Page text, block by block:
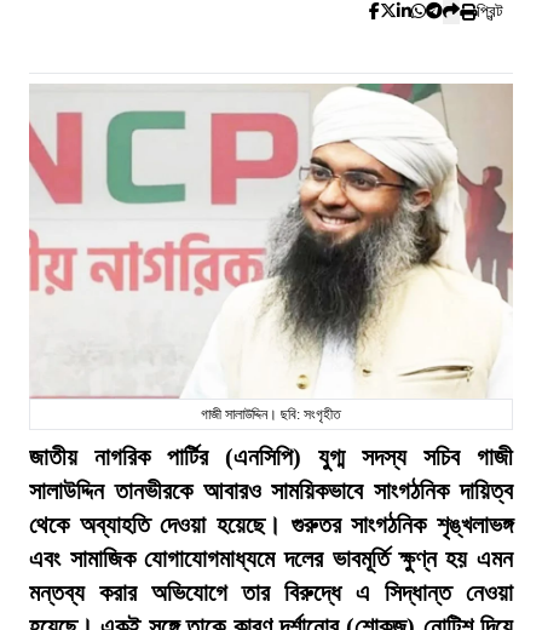
প্রিন্ট
গাজী সালাউদ্দিন। ছবি: সংগৃহীত
জাতীয় নাগরিক পার্টির (এনসিপি) যুগ্ম সদস্য সচিব গাজী
সালাউদ্দিন তানভীরকে আবারও সাময়িকভাবে সাংগঠনিক দায়িত্ব
থেকে অব্যাহতি দেওয়া হয়েছে। গুরুতর সাংগঠনিক শৃঙ্খলাভঙ্গ
এবং সামাজিক যোগাযোগমাধ্যমে দলের ভাবমূর্তি ক্ষুণ্ন হয় এমন
মন্তব্য করার অভিযোগে তার বিরুদ্ধে এ সিদ্ধান্ত নেওয়া